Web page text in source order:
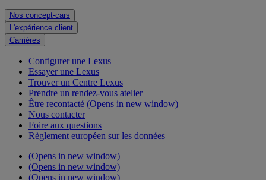
Nos concept-cars
L'expérience client
Carrières
Configurer une Lexus
Essayer une Lexus
Trouver un Centre Lexus
Prendre un rendez-vous atelier
Être recontacté (Opens in new window)
Nous contacter
Foire aux questions
Règlement européen sur les données
(Opens in new window)
(Opens in new window)
(Opens in new window)